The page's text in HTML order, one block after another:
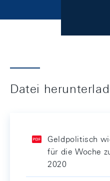
Datei
Geldpolitisch
für die Woche
2020